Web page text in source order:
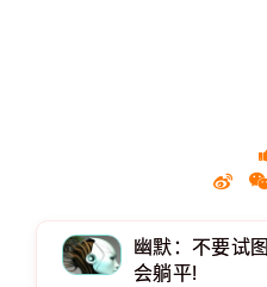
幽默：不要试
会躺平!